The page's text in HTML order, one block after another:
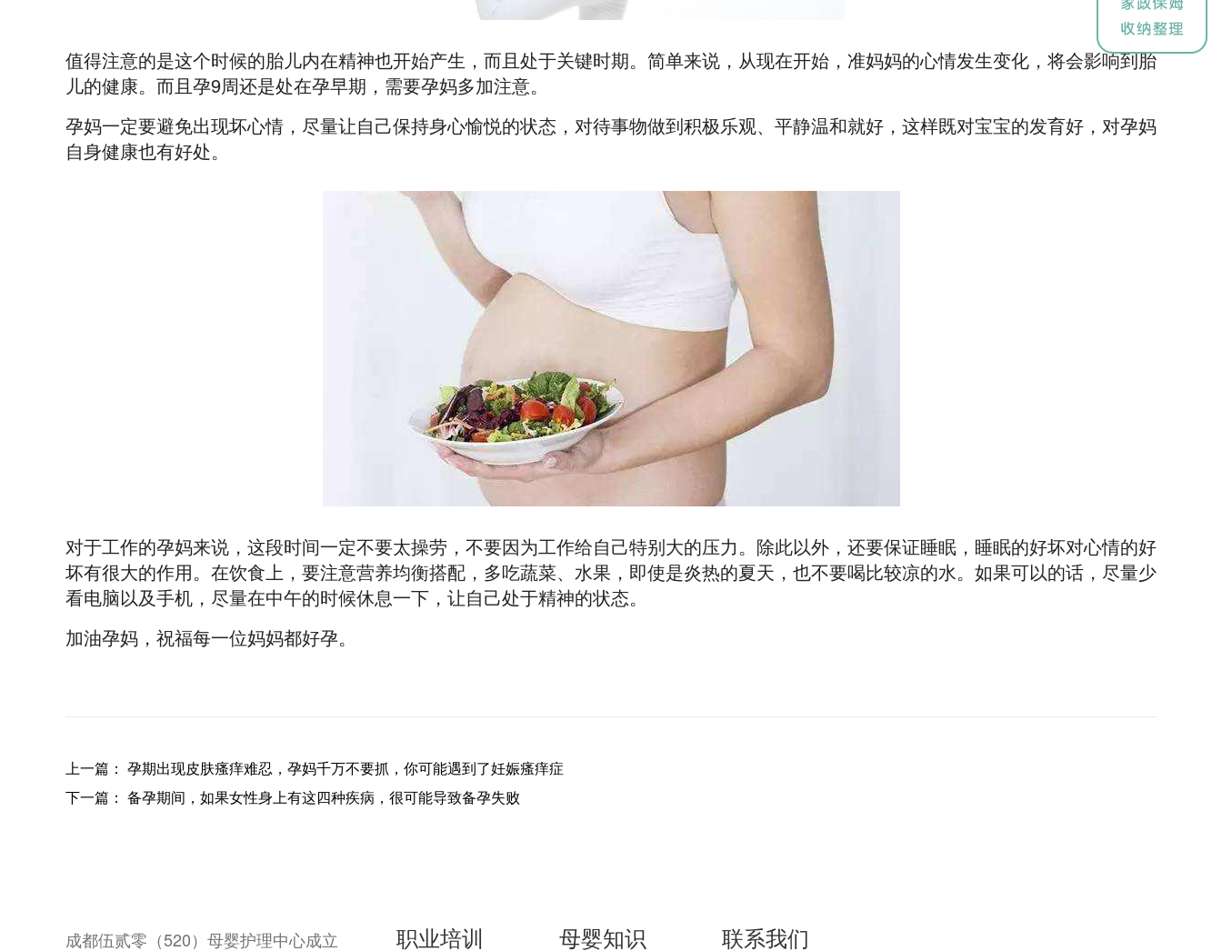
值得注意的是这个时候的胎儿内在精神也开始产生，而且处于关键时期。简单来说，从现在开始，准妈妈的心情发生变化，将会影响到胎
儿的健康。而且孕9周还是处在孕早期，需要孕妈多加注意。
孕妈一定要避免出现坏心情，尽量让自己保持身心愉悦的状态，对待事物做到积极乐观、平静温和就好，这样既对宝宝的发育好，对孕妈
自身健康也有好处。
对于工作的孕妈来说，这段时间一定不要太操劳，不要因为工作给自己特别大的压力。除此以外，还要保证睡眠，睡眠的好坏对心情的好
坏有很大的作用。在饮食上，要注意营养均衡搭配，多吃蔬菜、水果，即使是炎热的夏天，也不要喝比较凉的水。如果可以的话，尽量少
看电脑以及手机，尽量在中午的时候休息一下，让自己处于精神的状态。
加油孕妈，祝福每一位妈妈都好孕。
上一篇： 孕期出现皮肤瘙痒难忍，孕妈千万不要抓，你可能遇到了妊娠瘙痒症
下一篇： 备孕期间，如果女性身上有这四种疾病，很可能导致备孕失败
成都伍贰零（520）母婴护理中心成立 职业培训 母婴知识 联系我们